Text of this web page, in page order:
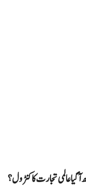
گیا عالمی تجارت کا کنٹرول؟